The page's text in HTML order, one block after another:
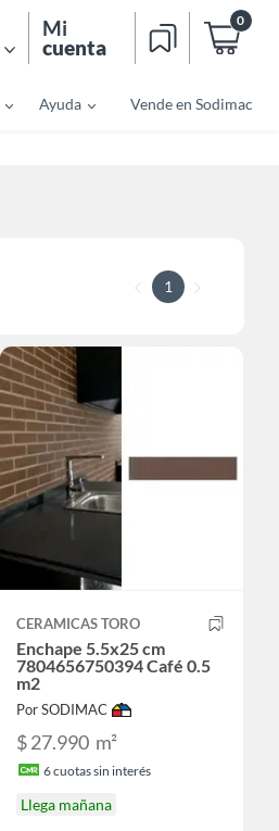
Mi
cuenta
0
Ayuda Vende en Sodimac
1
CERAMICAS TORO
Enchape 5.5x25 cm
7804656750394 Café 0.5
m2
Por SODIMAC
$ 27.990 m²
6cuotas sin interés
Llega mañana